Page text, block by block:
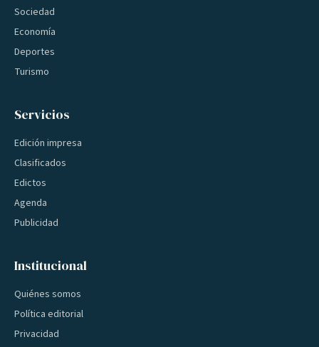
Sociedad
Economía
Deportes
Turismo
Servicios
Edición impresa
Clasificados
Edictos
Agenda
Publicidad
Institucional
Quiénes somos
Política editorial
Privacidad